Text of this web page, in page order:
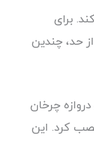
برای
حد، چندین
چرخان
کرد. این